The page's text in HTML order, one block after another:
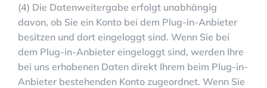
(4) Die Datenweitergabe erfolgt unabhängig
davon, ob Sie ein Konto bei dem Plug-in-Anbieter
besitzen und dort eingeloggt sind. Wenn Sie bei
dem Plug-in-Anbieter eingeloggt sind, werden Ihre
bei uns erhobenen Daten direkt Ihrem beim Plug-in-
Anbieter bestehenden Konto zugeordnet. Wenn Sie